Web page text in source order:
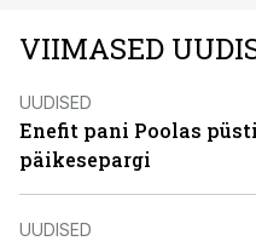
VIIMASED
UUDISED
Enefit pani Poolas
päikesepargi
UUDISED